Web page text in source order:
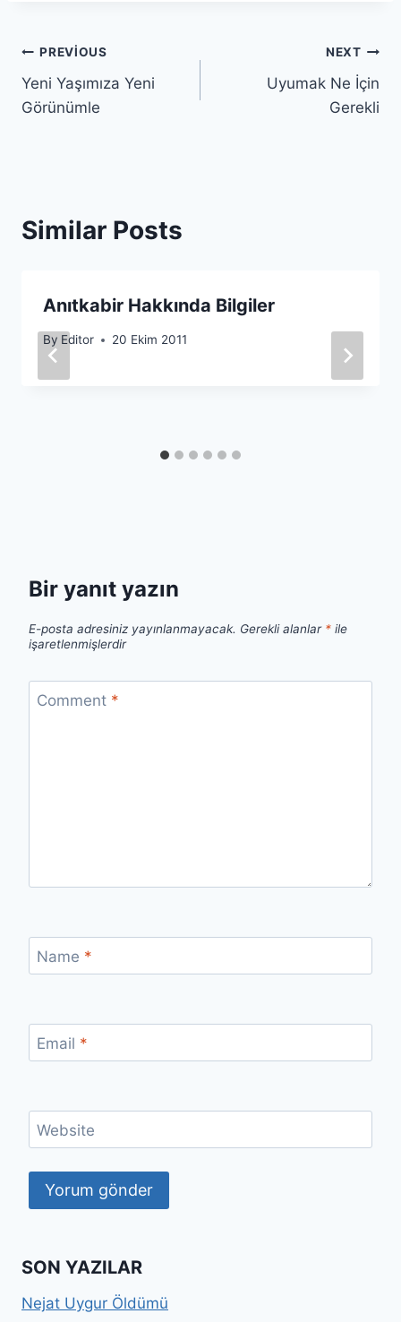
Yazı
gezinmesi
PREVIOUS
Yeni Yaşımıza Yeni
Görünümle
NEXT
Uyumak Ne İçin
Gerekli
Similar Posts
Anıtkabir Hakkında Bilgiler
By Editor 20 Ekim 2011
Bir yanıt yazın
E-posta adresiniz yayınlanmayacak. Gerekli alanlar * ile
işaretlenmişlerdir
Comment *
Name *
Email *
Website
SON YAZILAR
Nejat Uygur Öldümü